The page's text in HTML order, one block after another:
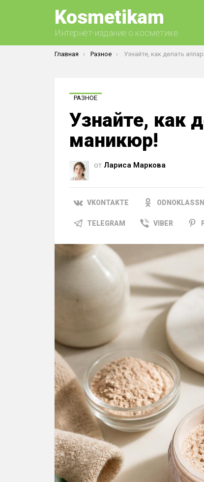
Kosmetikam
Интернет-издание о косметике
Вы здесь:
Главная Разное Узнайте, как делать
РАЗНОЕ
Узнайте, как
маникюр!
от Лариса Маркова
VKONTAKTE
TELEGRAM VIBER